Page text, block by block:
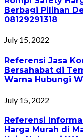
Berbagi Pilihan
08129291318
July 15, 2022
Referensi Jasa
Bersahabat di
Warna Hubungi
July 15, 2022
Referensi
Harga Murah di